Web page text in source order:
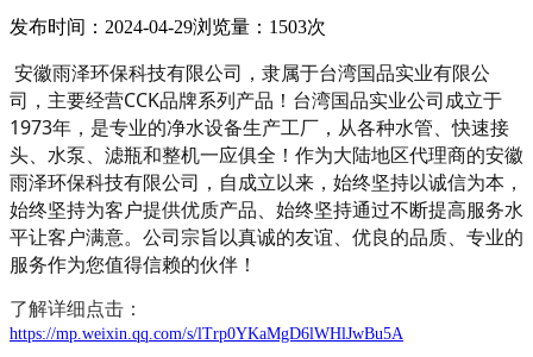
发布时间：2024-04-29浏览量：1503次
安徽雨泽环保科技有限公司，隶属于台湾国品实业有限公
司，主要经营CCK品牌系列产品！台湾国品实业公司成立于
1973年，是专业的净水设备生产工厂，从各种水管、快速接
头、水泵、滤瓶和整机一应俱全！作为大陆地区代理商的安徽
雨泽环保科技有限公司，自成立以来，始终坚持以诚信为本，
始终坚持为客户提供优质产品、始终坚持通过不断提高服务水
平让客户满意。公司宗旨以真诚的友谊、优良的品质、专业的
服务作为您值得信赖的伙伴！
了解详细点击：
https://mp.weixin.qq.com/s/lTrp0YKaMgD6lWHlJwBu5A